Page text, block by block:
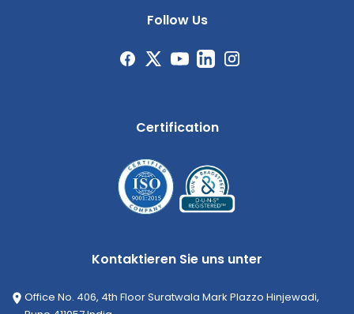
Follow Us
Certification
Kontaktieren Sie uns unter
Office No. 406, 4th Floor Suratwala Mark Plazzo Hinjewadi,